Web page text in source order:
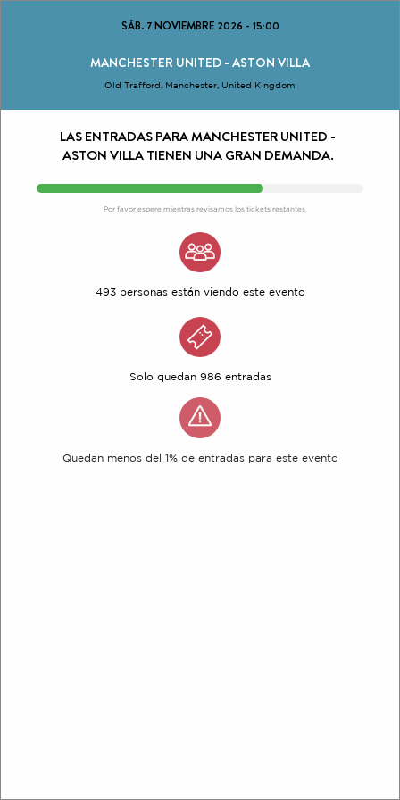
SÁB. 7 NOVIEMBRE 2026 - 15:00
MANCHESTER UNITED - ASTON VILLA
Old Trafford, Manchester, United Kingdom
LAS ENTRADAS PARA MANCHESTER UNITED -
ASTON VILLA TIENEN UNA GRAN DEMANDA.
Por favor espere mientras revisamos los tickets restantes
493 personas están viendo este evento
Solo quedan 986 entradas
Quedan menos del 1% de entradas para este evento